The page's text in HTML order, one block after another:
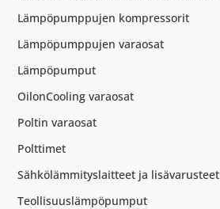
Lämpöpumppujen kompressorit
Lämpöpumppujen varaosat
Lämpöpumput
OilonCooling varaosat
Poltin varaosat
Polttimet
Sähkölämmityslaitteet ja lisävarusteet
Teollisuuslämpöpumput